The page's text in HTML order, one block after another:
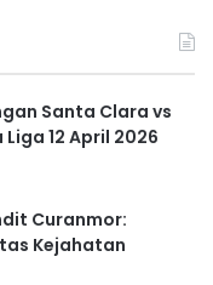
Santa Clara vs
12 April 2026
Curanmor:
Kejahatan